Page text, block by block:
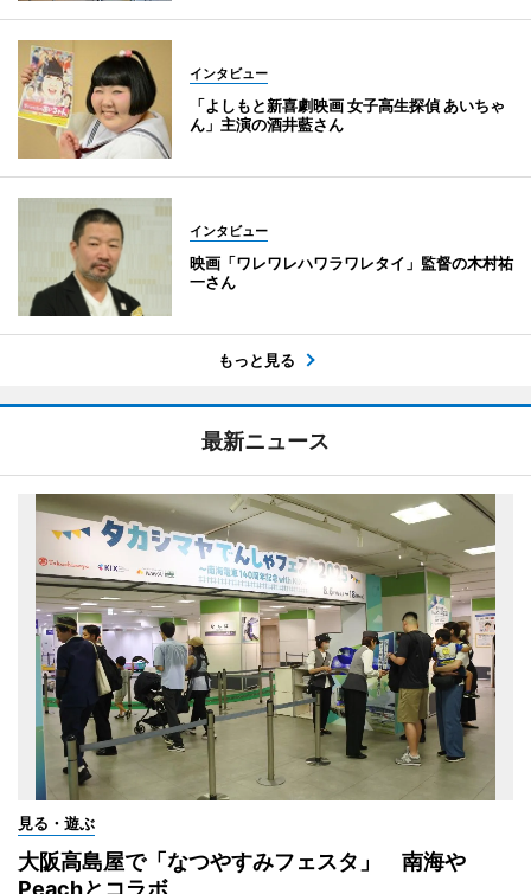
インタビュー
「よしもと新喜劇映画 女子高生探偵 あいちゃ
ん」主演の酒井藍さん
インタビュー
映画「ワレワレハワラワレタイ」監督の木村祐
一さん
もっと見る
最新ニュース
見る・遊ぶ
大阪高島屋で「なつやすみフェスタ」 南海や
Peachとコラボ